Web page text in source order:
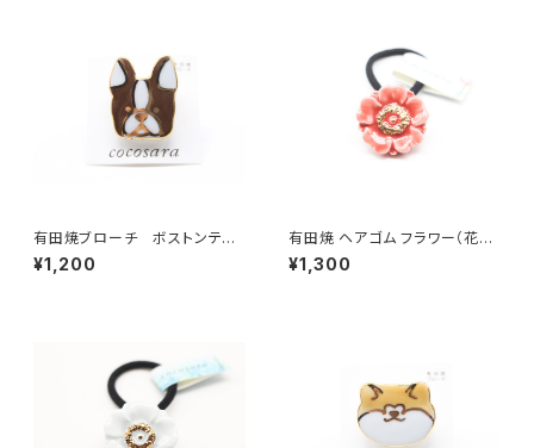
有田焼ブローチ ボストンテリ
ア 2
¥1,200
有田焼 ヘアゴム フラワー（花芯
金彩） 赤
¥1,300